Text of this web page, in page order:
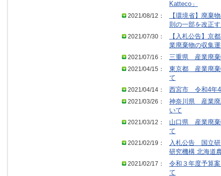
Katteco」
2021/08/12：
【環境省】廃棄
則の一部を改正
2021/07/30：
【入札公告】京
業廃棄物の収集
2021/07/16：
三重県 産業廃棄
2021/04/15：
東京都 産業廃棄
て
2021/04/14：
西宮市 令和4年4
2021/03/26：
神奈川県 産業廃
いて
2021/03/12：
山口県 産業廃棄
て
2021/02/19：
入札公告 国立研
研究機構 北海道
2021/02/17：
令和３年度予算
て